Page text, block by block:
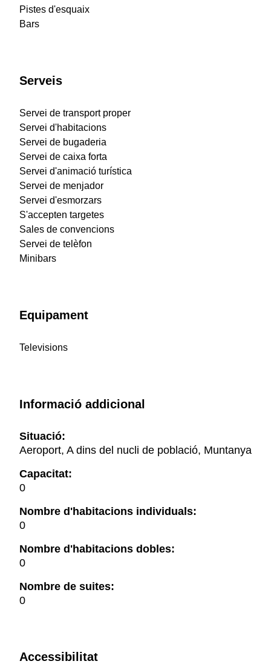
Pistes d'esquaix
Bars
Serveis
Servei de transport proper
Servei d'habitacions
Servei de bugaderia
Servei de caixa forta
Servei d'animació turística
Servei de menjador
Servei d'esmorzars
S'accepten targetes
Sales de convencions
Servei de telèfon
Minibars
Equipament
Televisions
Informació addicional
Situació:
Aeroport, A dins del nucli de població, Muntanya
Capacitat:
0
Nombre d'habitacions individuals:
0
Nombre d'habitacions dobles:
0
Nombre de suites:
0
Accessibilitat